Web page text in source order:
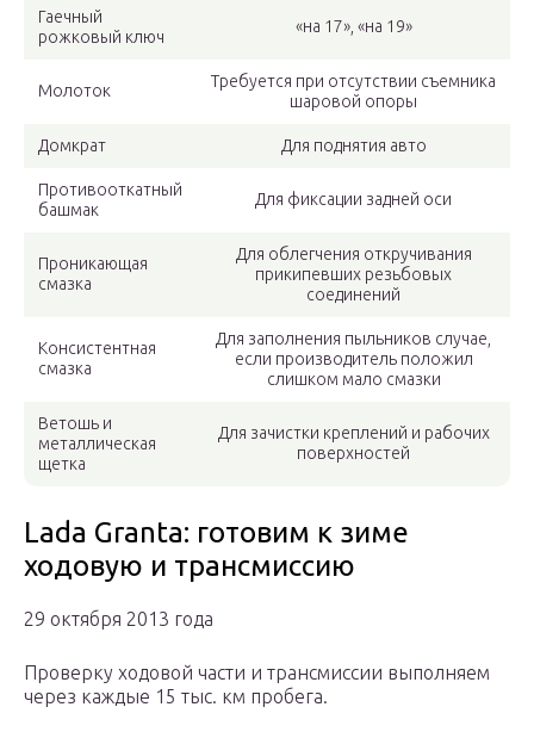
Гаечный
рожковый ключ
«на 17», «на 19»
Молоток
Требуется при отсутствии съемника
шаровой опоры
Домкрат Для поднятия авто
Противооткатный
башмак
Для фиксации задней оси
Проникающая
смазка
Для облегчения откручивания
прикипевших резьбовых
соединений
Консистентная
смазка
Для заполнения пыльников случае,
если производитель положил
слишком мало смазки
Ветошь и
металлическая
щетка
Для зачистки креплений и рабочих
поверхностей
Lada Granta: готовим к зиме
ходовую и трансмиссию
29 октября 2013 года
Проверку ходовой части и трансмиссии выполняем
через каждые 15 тыс. км пробега.